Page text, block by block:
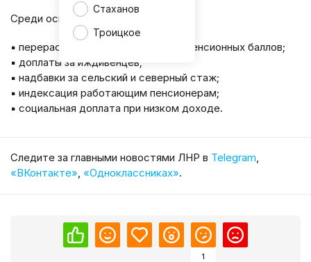
Стаханов
Троицкое
Среди основных вариантов:
▪️ перерасчёт страхового стажа и пенсионных баллов;
▪️ доплаты за иждивенцев;
▪️ надбавки за сельский и северный стаж;
▪️ индексация работающим пенсионерам;
▪️ социальная доплата при низком доходе.
Cледите за главными новостями ЛНР в Telegram,
«ВКонтакте», «Одноклассниках».
1